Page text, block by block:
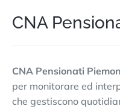
CNA
CNA Pensionati
per monitorare ed
che gestiscono